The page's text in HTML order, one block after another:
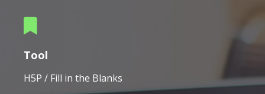
Tool
H5P / Fill in the Blanks